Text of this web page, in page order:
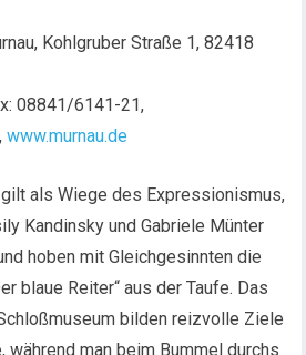
Kohlgruber Straße 1, 82418
08841/6141-21,
,www.murnau.de
als Wiege des Expressionismus,
Kandinsky und Gabriele Münter
hoben mit Gleichgesinnten die
blaue Reiter“ aus der Taufe. Das
bilden reizvolle Ziele
man beim Bummel durchs